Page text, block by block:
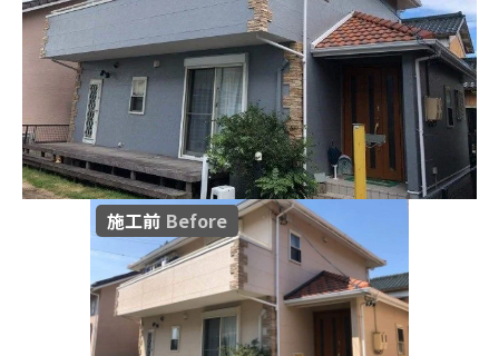
施工前 Before